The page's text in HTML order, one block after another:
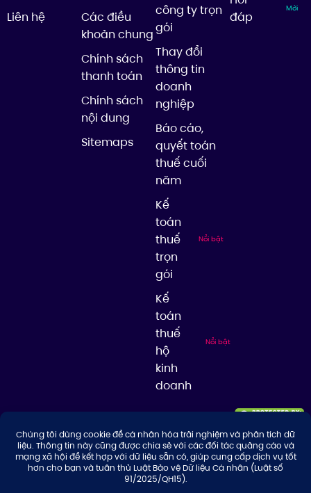
Liên hệ
Các điều
khoản chung
Chính sách
thanh toán
Chính sách
nội dung
Sitemaps
công ty trọn
gói
Thay đổi
thông tin
doanh
nghiệp
Báo cáo,
quyết toán
thuế cuối
năm
Kế
toán
thuế
trọn
gói
Nổi bật
Kế
toán
thuế
hộ
kinh
doanh
Nổi bật
đáp
Mới
© 2026 Công ty TNHH Tư Vấn & Giải Pháp Thuế Thuận Thiên, giữ bản